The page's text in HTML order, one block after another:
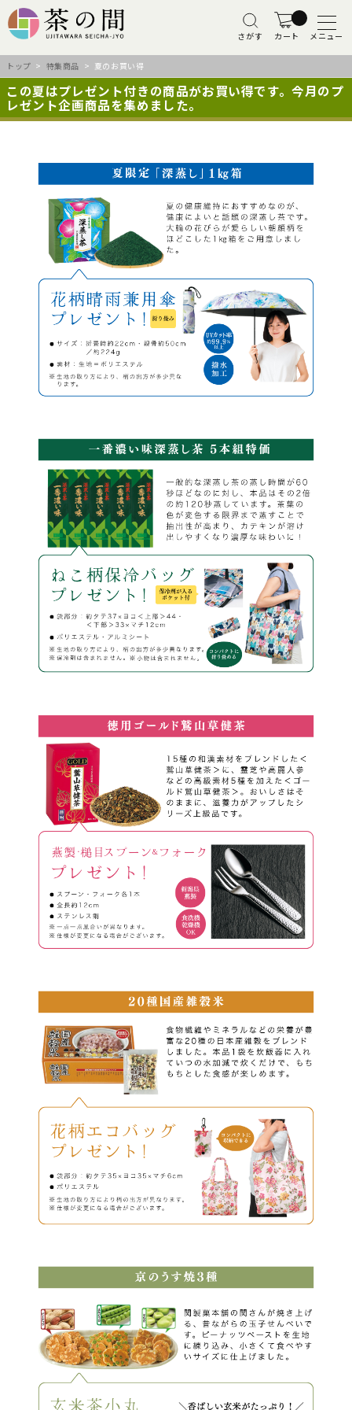
さがす カート メニュー
トップ > 特集商品 > 夏のお買い得
この夏はプレゼント付きの商品がお買い得です。今月のプ
レゼント企画商品を集めました。